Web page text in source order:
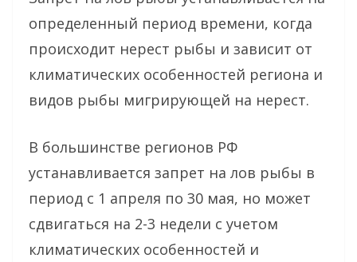
определенный период времени, когда
происходит нерест рыбы и зависит от
климатических особенностей региона и
видов рыбы мигрирующей на нерест.
В большинстве регионов РФ
устанавливается запрет на лов рыбы в
период с 1 апреля по 30 мая, но может
сдвигаться на 2-3 недели с учетом
климатических особенностей и